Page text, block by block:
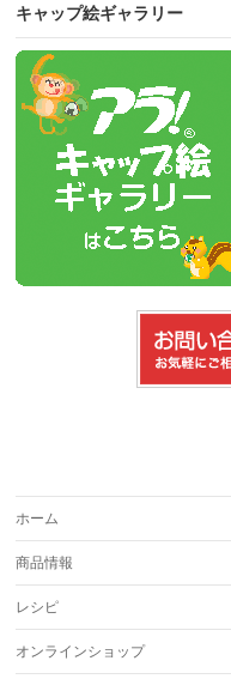
キャップ絵ギャラリー
ホーム
商品情報
レシピ
オンラインショップ